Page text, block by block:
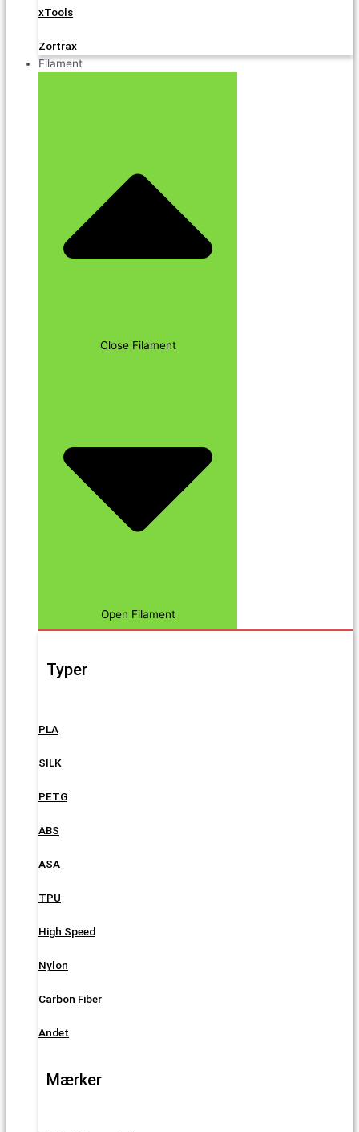
xTools
Zortrax
Filament
Close Filament
Open Filament
Typer
PLA
SILK
PETG
ABS
ASA
TPU
High Speed
Nylon
Carbon Fiber
Andet
Mærker